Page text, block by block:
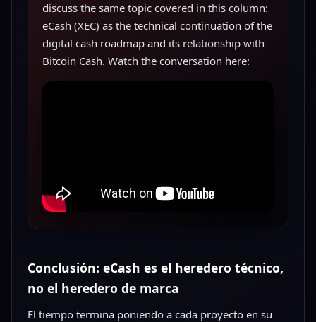
discuss the same topic covered in this column:
eCash (XEC) as the technical continuation of the
digital cash roadmap and its relationship with
Bitcoin Cash. Watch the conversation here:
Conclusión: eCash es el heredero técnico,
no el heredero de marca
El tiempo termina poniendo a cada proyecto en su